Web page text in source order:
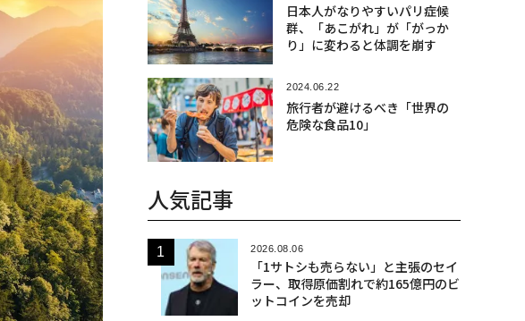
日本人がなりやすいパリ症候
群、「あこがれ」が「がっか
り」に変わると体調を崩す
2024.06.22
旅行者が避けるべき「世界の
危険な食品10」
人気記事
2026.08.06
「1サトシも売らない」と主張のセイ
ラー、取得原価割れで約165億円のビ
ットコインを売却